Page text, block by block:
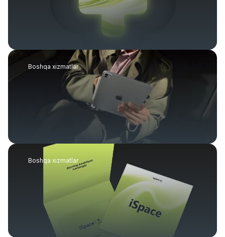
Boshqa xizmatlar
Boshqa xizmatlar